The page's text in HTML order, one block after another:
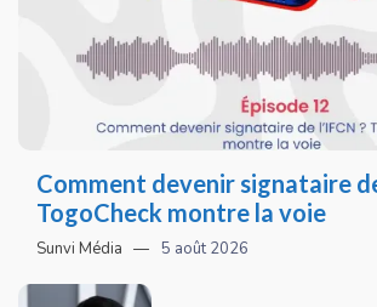
Comment devenir signataire
TogoCheck montre la voie
Sunvi Média 5 août 2026